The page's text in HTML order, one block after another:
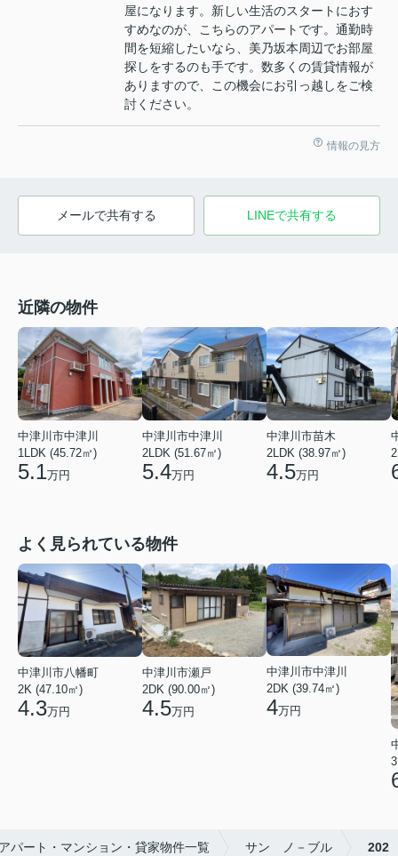
屋になります。新しい生活のスタートにおす
すめなのが、こちらのアパートです。通勤時
間を短縮したいなら、美乃坂本周辺でお部屋
探しをするのも手です。数多くの賃貸情報が
ありますので、この機会にお引っ越しをご検
討ください。
情報の見方
メールで共有する LINEで共有する
近隣の物件
中津川市中津川
1LDK (45.72㎡)
5.1万円
中津川市中津川
2LDK (51.67㎡)
5.4万円
中津川市苗木
2LDK (38.97㎡)
4.5万円
よく見られている物件
中津川市八幡町
2K (47.10㎡)
4.3万円
中津川市瀬戸
2DK (90.00㎡)
4.5万円
中津川市中津川
2DK (39.74㎡)
4万円
パート・マンション・貸家物件一覧 サン ノ－ブル 202